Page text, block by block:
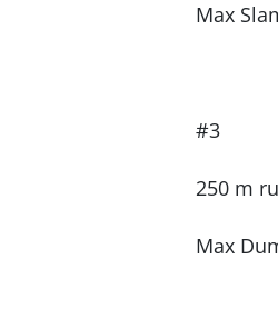
Max
#3
250 m
Max